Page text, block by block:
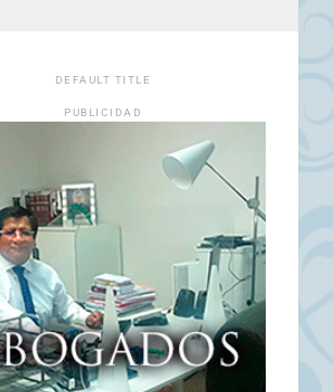
DEFAULT TITLE
PUBLICIDAD